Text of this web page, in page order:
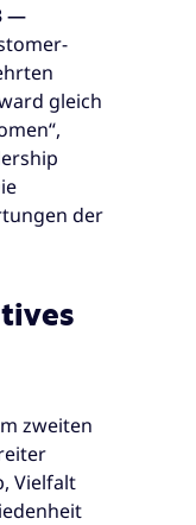
—
gleich
der
zweiten
Vielfalt